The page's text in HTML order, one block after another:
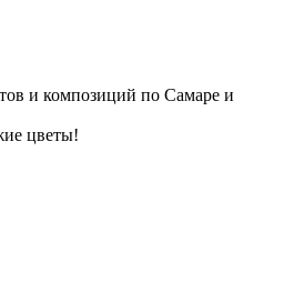
и композиций по Самаре и
цветы!